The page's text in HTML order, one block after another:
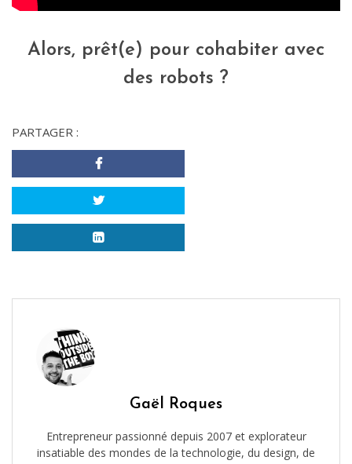
Alors, prêt(e) pour cohabiter avec
des robots ?
PARTAGER :
Gaël Roques
Entrepreneur passionné depuis 2007 et explorateur
insatiable des mondes de la technologie, du design, de